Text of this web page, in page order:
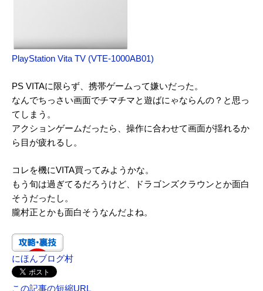
PlayStation Vita TV (VTE-1000AB01)
PS VITAに限らず、携帯ゲームって嫌いだった。
なんでちっさい画面でチマチマと遊ばにゃならんの？と思っ
てしまう。
アクションゲームだったら、操作に合わせて画面が揺れるか
ら目が疲れるし。
コレを機にVITA買ってみようかな。
もう旬は過ぎてるだろうけど、ドラゴンズクラウンとか面白
そうだったし。
朧村正とかも面白そうなんだよね。
にほんブログ村
この記事の短縮URL